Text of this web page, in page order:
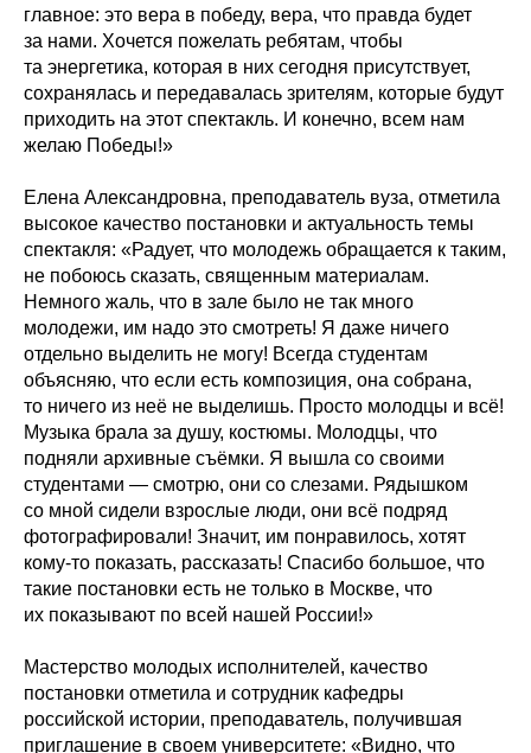
главное: это вера в победу, вера, что правда будет
за нами. Хочется пожелать ребятам, чтобы
та энергетика, которая в них сегодня присутствует,
сохранялась и передавалась зрителям, которые будут
приходить на этот спектакль. И конечно, всем нам
желаю Победы!»
Елена Александровна, преподаватель вуза, отметила
высокое качество постановки и актуальность темы
спектакля: «Радует, что молодежь обращается к таким,
не побоюсь сказать, священным материалам.
Немного жаль, что в зале было не так много
молодежи, им надо это смотреть! Я даже ничего
отдельно выделить не могу! Всегда студентам
объясняю, что если есть композиция, она собрана,
то ничего из неё не выделишь. Просто молодцы и всё!
Музыка брала за душу, костюмы. Молодцы, что
подняли архивные съёмки. Я вышла со своими
студентами — смотрю, они со слезами. Рядышком
со мной сидели взрослые люди, они всё подряд
фотографировали! Значит, им понравилось, хотят
кому-то показать, рассказать! Спасибо большое, что
такие постановки есть не только в Москве, что
их показывают по всей нашей России!»
Мастерство молодых исполнителей, качество
постановки отметила и сотрудник кафедры
российской истории, преподаватель, получившая
приглашение в своем университете: «Видно, что